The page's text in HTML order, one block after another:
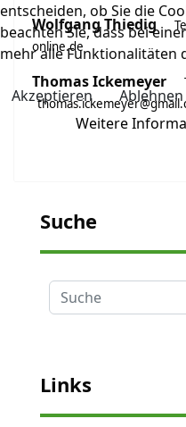
Wolfgang Thiedig
online.de
Thomas Ickemeyer
Suche
Suche
Links
entscheiden, ob Sie die
beachten Sie, dass bei
mehr alle Funktionalitäten
Akzeptieren
Ablehnen
Weitere